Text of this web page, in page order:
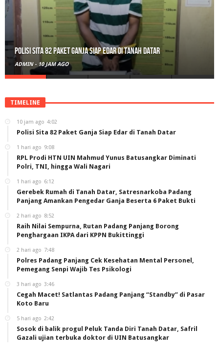
Polisi Sita 82 Paket Ganja Siap Edar di Tanah Datar
ADMIN - 10 JAM AGO
TIMELINE
10 jam ago 4:02
Polisi Sita 82 Paket Ganja Siap Edar di Tanah Datar
1 hari ago 9:08
RPL Prodi HTN UIN Mahmud Yunus Batusangkar Diminati
Polri, TNI, hingga Wali Nagari
1 hari ago 6:12
Gerebek Rumah di Tanah Datar, Satresnarkoba Padang
Panjang Amankan Pengedar Ganja Beserta 6 Paket Bukti
2 hari ago 8:52
Raih Nilai Sempurna, Rutan Padang Panjang Borong
Penghargaan IKPA dari KPPN Bukittinggi
2 hari ago 7:48
Polres Padang Panjang Cek Kesehatan Mental Personel,
Pemegang Senpi Wajib Tes Psikologi
3 hari ago 3:46
Cegah Macet! Satlantas Padang Panjang “Standby” di Pasar
Koto Baru
5 hari ago 2:42
Sosok di balik progul Peluk Tanda Diri Tanah Datar, Safril
Gazali ujian terbuka doktor di UIN Batusangkar